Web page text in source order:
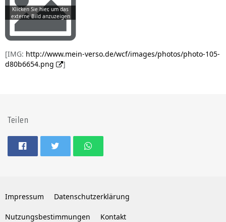
[IMG: http://www.mein-verso.de/wcf/images/photos/photo-105-
d80b6654.png
]
Teilen
Impressum Datenschutzerklärung
Nutzungsbestimmungen Kontakt